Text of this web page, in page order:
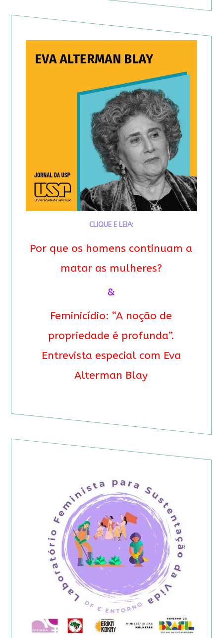
CLIQUE E LEIA:
Por que os homens continuam a
matar as mulheres?
&
Feminicídio: “A noção de
propriedade é profunda”.
Entrevista especial com Eva
Alterman Blay